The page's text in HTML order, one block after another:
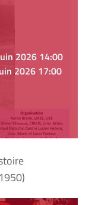
2026 14:00
2026 17:00